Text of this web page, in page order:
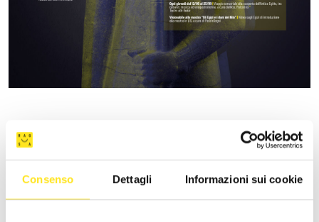
Consenso Dettagli Informazioni sui cookie
ALTRI EVENTI SIMILI